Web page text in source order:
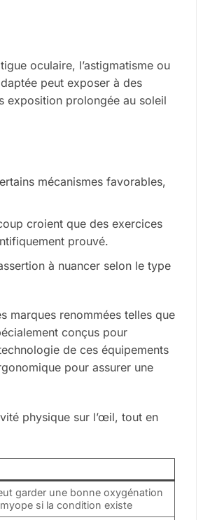
oculaire, l’astigmatisme ou
peut exposer à des
exposition prolongée au soleil
mécanismes favorables,
croient que des exercices
prouvé.
à nuancer selon le type
marques renommées telles que
conçus pour
de ces équipements
pour assurer une
physique sur l’œil, tout en
garder une bonne oxygénation
si la condition existe